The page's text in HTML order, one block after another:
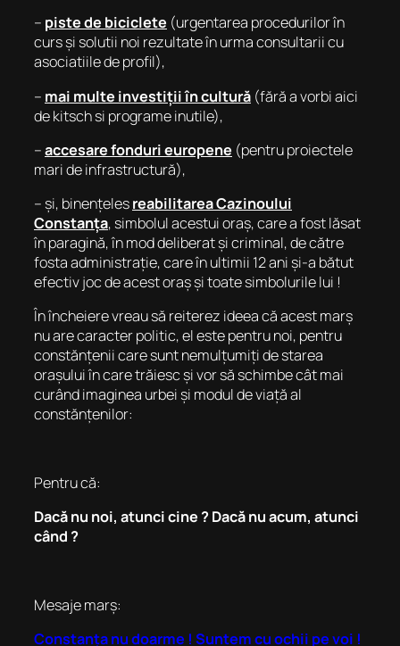
– piste de biciclete (urgentarea procedurilor în
curs și solutii noi rezultate în urma consultarii cu
asociatiile de profil),
– mai multe investiții în cultură (fără a vorbi aici
de kitsch si programe inutile),
–accesare fonduri europene (pentru proiectele
mari de infrastructură),
– și, binențelesreabilitarea Cazinoului
Constanța, simbolul acestui oraș, care a fost lăsat
în paragină, în mod deliberat și criminal, de către
fosta administrație, care în ultimii 12 ani și-a bătut
efectiv joc de acest oraș și toate simbolurile lui !
În încheiere vreau să reiterez ideea că acest marș
nu are caracter politic, el este pentru noi, pentru
constănțenii care sunt nemulțumiți de starea
orașului în care trăiesc și vor să schimbe cât mai
curând imaginea urbei și modul de viață al
constănțenilor:
Pentru că:
Dacă nu noi, atunci cine ? Dacă nu acum, atunci
când ?
Mesaje marș:
Constanța nu doarme ! Suntem cu ochii pe voi !